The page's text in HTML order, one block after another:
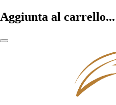
Aggiunta al carrello...